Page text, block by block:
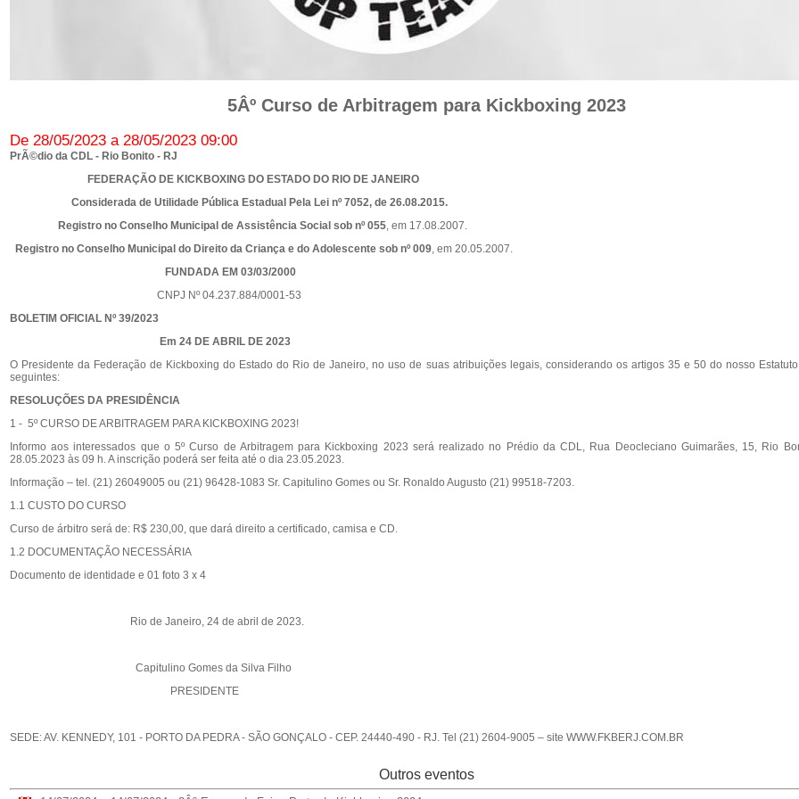
5Âº Curso de Arbitragem para Kickboxing 2023
De 28/05/2023 a 28/05/2023 09:00
PrÃ©dio da CDL - Rio Bonito - RJ
FEDERAÇÃO DE KICKBOXING DO ESTADO DO RIO DE JANEIRO
Considerada de Utilidade Pública Estadual Pela Lei nº 7052, de 26.08.2015.
Registro no Conselho Municipal de Assistência Social sob nº 055, em 17.08.2007.
Registro no Conselho Municipal do Direito da Criança e do Adolescente sob nº 009, em 20.05.2007.
FUNDADA EM 03/03/2000
CNPJ Nº 04.237.884/0001-53
BOLETIM OFICIAL Nº 39/2023
Em 24 DE ABRIL DE 2023
O Presidente da Federação de Kickboxing do Estado do Rio de Janeiro, no uso de suas atribuições legais, considerando os artigos 35 e 50 do nosso
seguintes:
RESOLUÇÕES DA PRESIDÊNCIA
1 - 5º CURSO DE ARBITRAGEM PARA KICKBOXING 2023!
Informo aos interessados que o 5º Curso de Arbitragem para Kickboxing 2023 será realizado no Prédio da CDL, Rua Deocleciano Guimarães, 15, Rio
28.05.2023 às 09 h. A inscrição poderá ser feita até o dia 23.05.2023.
Informação – tel. (21) 26049005 ou (21) 96428-1083 Sr. Capitulino Gomes ou Sr. Ronaldo Augusto (21) 99518-7203.
1.1 CUSTO DO CURSO
Curso de árbitro será de: R$ 230,00, que dará direito a certificado, camisa e CD.
1.2 DOCUMENTAÇÃO NECESSÁRIA
Documento de identidade e 01 foto 3 x 4
Rio de Janeiro, 24 de abril de 2023.
Capitulino Gomes da Silva Filho
PRESIDENTE
SEDE: AV. KENNEDY, 101 - PORTO DA PEDRA - SÃO GONÇALO - CEP. 24440-490 - RJ. Tel (21) 2604-9005 – site WWW.FKBERJ.COM.BR
Outros eventos